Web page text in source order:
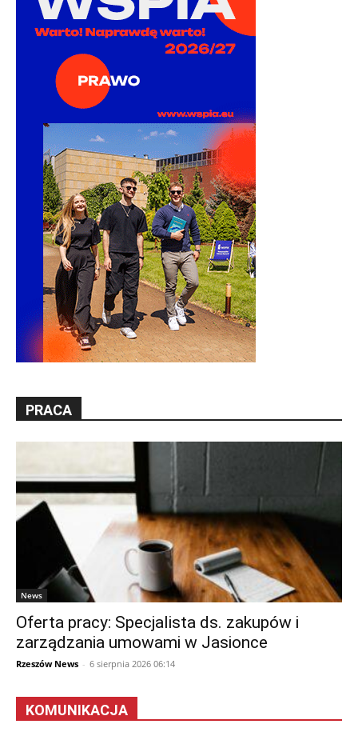
PRACA
News
Oferta pracy: Specjalista ds. zakupów i
zarządzania umowami w Jasionce
Rzeszów News - 6 sierpnia 2026 06:14
KOMUNIKACJA